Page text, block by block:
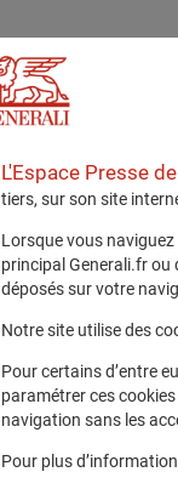
L'Espace Presse
tiers, sur son site
Lorsque vous
principal Generali.fr ou
déposés sur votre
Notre site utilise des
Pour certains d’entre
paramétrer ces
navigation sans les
Pour plus